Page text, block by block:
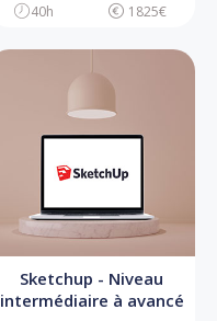
40h 1825€
Sketchup - Niveau
intermédiaire à avancé